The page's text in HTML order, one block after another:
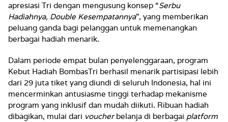
apresiasi Tri dengan mengusung konsep “Serbu
Hadiahnya, Double Kesempatannya”, yang memberikan
peluang ganda bagi pelanggan untuk memenangkan
berbagai hadiah menarik.
Dalam periode empat bulan penyelenggaraan, program
Kebut Hadiah BombasTri berhasil menarik partisipasi lebih
dari 29 juta tiket yang diundi di seluruh Indonesia, hal ini
mencerminkan antusiasme tinggi terhadap mekanisme
program yang inklusif dan mudah diikuti. Ribuan hadiah
dibagikan, mulai dari voucherbelanja di berbagai platform